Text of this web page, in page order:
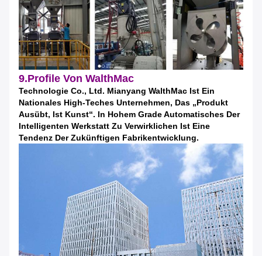
9.Profile Von WalthMac
Technologie Co., Ltd. Mianyang WalthMac Ist Ein
Nationales High-Teches Unternehmen, Das „Produkt
Ausübt, Ist Kunst“. In Hohem Grade Automatisches Der
Intelligenten Werkstatt Zu Verwirklichen Ist Eine
Tendenz Der Zukünftigen Fabrikentwicklung.